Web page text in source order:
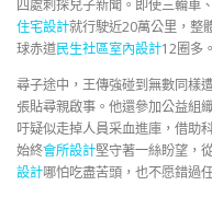
四處刺探兒子新聞。即使三輪車
住宅設計就行駛近20萬公里，整
球赤道民生社區室內設計12圈多。
尋子途中，王傳強碰到無數同樣
張貼尋親啟事。他還參加公益組
吁疑似走掉人員采血進庫，借助
始終會所設計堅守著一絲盼望，
設計哪怕吃盡苦頭，也不愿錯過